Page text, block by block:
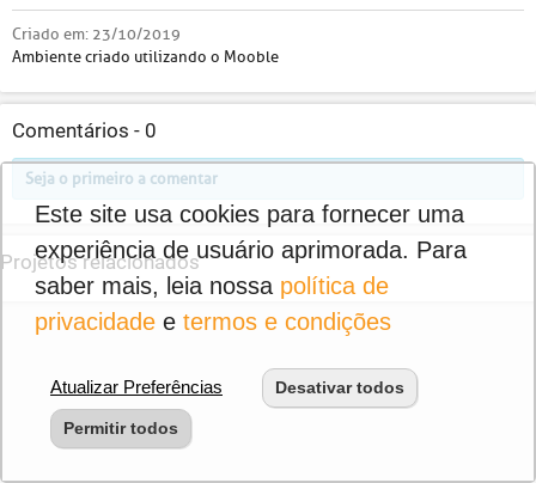
Criado em: 23/10/2019
Ambiente criado utilizando o Mooble
Comentários - 0
Seja o primeiro a comentar
Projetos relacionados
Este site usa cookies para fornecer uma
experiência de usuário aprimorada. Para
saber mais, leia nossa política de
privacidadee termos e condições
Atualizar Preferências Desativar todos
Permitir todos